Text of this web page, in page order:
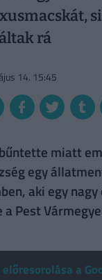
rá
14. 15:45
miatt
egy
aki egy
Pest
a